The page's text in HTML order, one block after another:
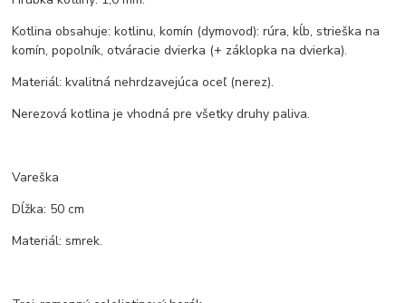
Kotlina obsahuje: kotlinu, komín (dymovod): rúra, kĺb, strieška na
komín, popolník, otváracie dvierka (+ záklopka na dvierka).
Materiál: kvalitná nehrdzavejúca oceľ (nerez).
Nerezová kotlina je vhodná pre všetky druhy paliva.
Vareška
Dĺžka: 50 cm
Materiál: smrek.